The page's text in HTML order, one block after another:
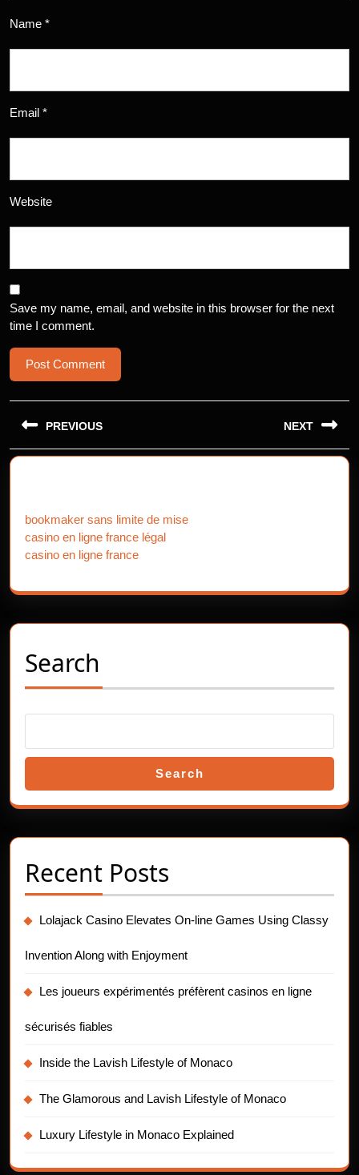
Name *
Email *
Website
Save my name, email, and website in this browser for the next
time I comment.
Post
navigation
PREVIOUS
Previous
NEXT
bookmaker sans limite de mise
casino en ligne france légal
casino en ligne france
Search
Search
Recent Posts
Lolajack Casino Elevates On-line Games Using Classy
Invention Along with Enjoyment
Les joueurs expérimentés préfèrent casinos en ligne
sécurisés fiables
Inside the Lavish Lifestyle of Monaco
The Glamorous and Lavish Lifestyle of Monaco
Luxury Lifestyle in Monaco Explained